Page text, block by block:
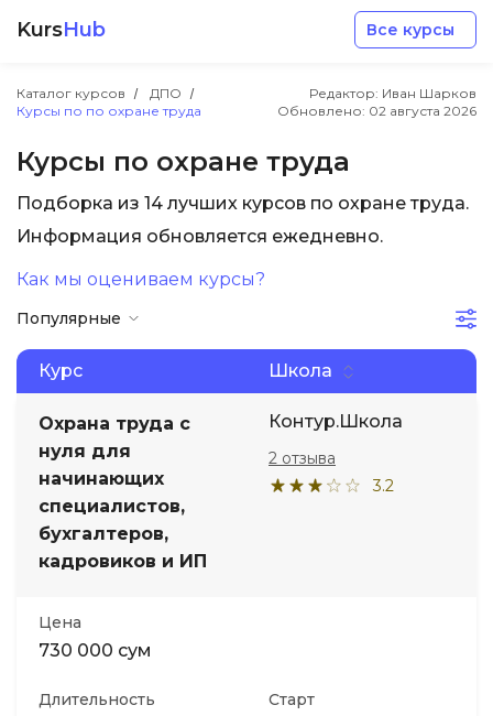
KursHub Все курсы
Каталог курсов
ДПО
Курсы по по охране труда
Редактор: Иван Шарков
Обновлено: 02 августа 2026
Курсы по охране труда
Подборка из 14 лучших курсов по охране труда.
Информация обновляется ежедневно.
Как мы оцениваем курсы?
Популярные
Курс Школа
Охрана труда с
нуля для
начинающих
специалистов,
бухгалтеров,
кадровиков и ИП
Контур.Школа
3.2
2 отзыва
Цена
730 000 сум
Длительность Старт
Разработка
Дизайн
Аналитика
Менеджмент
Иностранные языки